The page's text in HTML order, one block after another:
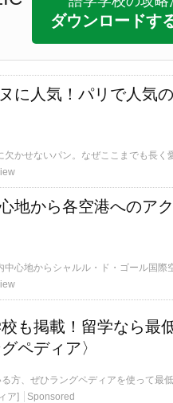
ダウンロードす
に人気！パリで人気
地から各空港へのア
も掲載！留学なら最
ペディア〉
方、ぜひラングペディアを使って最
ア]
Sponsored